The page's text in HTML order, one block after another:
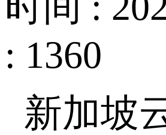
: 1360
新加坡